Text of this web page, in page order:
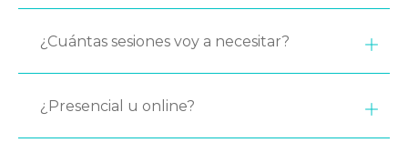
¿Cuántas sesiones voy a necesitar?
¿Presencial u online?